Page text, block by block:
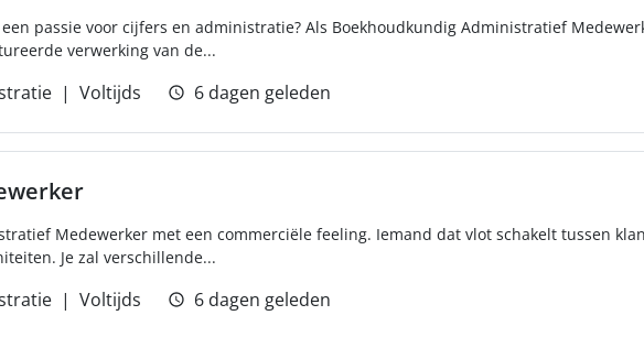
passie voor cijfers en administratie? Als Boekhoudkundig Administratief
verwerking van de...
Voltijds 6 dagen geleden
Medewerker met een commerciële feeling. Iemand dat vlot schakelt tussen
Je zal verschillende...
Voltijds 6 dagen geleden